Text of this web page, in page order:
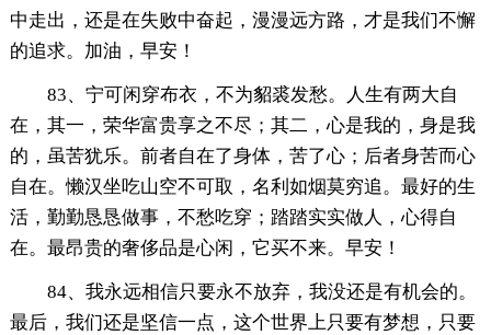
中走出，还是在失败中奋起，漫漫远方路，才是我们不懈
的追求。加油，早安！
83、宁可闲穿布衣，不为貂裘发愁。人生有两大自
在，其一，荣华富贵享之不尽；其二，心是我的，身是我
的，虽苦犹乐。前者自在了身体，苦了心；后者身苦而心
自在。懒汉坐吃山空不可取，名利如烟莫穷追。最好的生
活，勤勤恳恳做事，不愁吃穿；踏踏实实做人，心得自
在。最昂贵的奢侈品是心闲，它买不来。早安！
84、我永远相信只要永不放弃，我没还是有机会的。
最后，我们还是坚信一点，这个世界上只要有梦想，只要